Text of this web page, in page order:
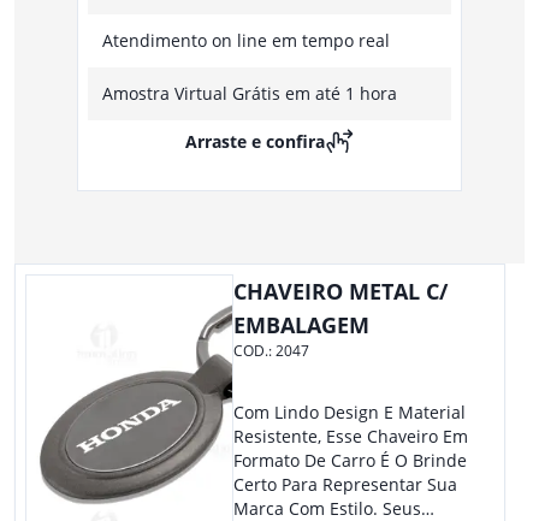
Atendimento on line em tempo real
Amostra Virtual Grátis em até 1 hora
Arraste e confira
CHAVEIRO METAL C/
EMBALAGEM
COD.:2047
Com Lindo Design E Material
Resistente, Esse Chaveiro Em
Formato De Carro É O Brinde
Certo Para Representar Sua
Marca Com Estilo. Seus